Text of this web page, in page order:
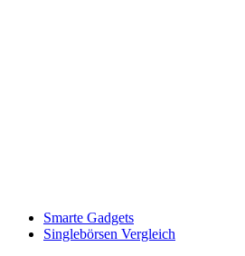
Smarte Gadgets
Singlebörsen Vergleich